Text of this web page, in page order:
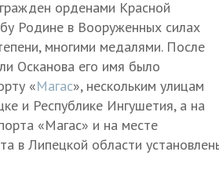
орденами Красной
Родине в Вооруженных силах
многими медалями. После
Осканова его имя было
«Магас», нескольким улицам
и Республике Ингушетия, а на
«Магас» и на месте
в Липецкой области